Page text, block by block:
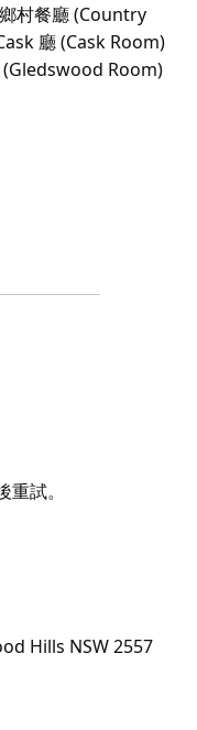
村餐廳 (Country
廳 (Cask Room)
Room)
英畝，是一座歷
莊園周圍環繞著寬
，或在牧牛人
Farm Day)，
人營地等等。這裡
一起享受！從酒窖
和特別活動。需提
Room)
舉辦婚禮、拍照或
試。
Hills NSW 2557